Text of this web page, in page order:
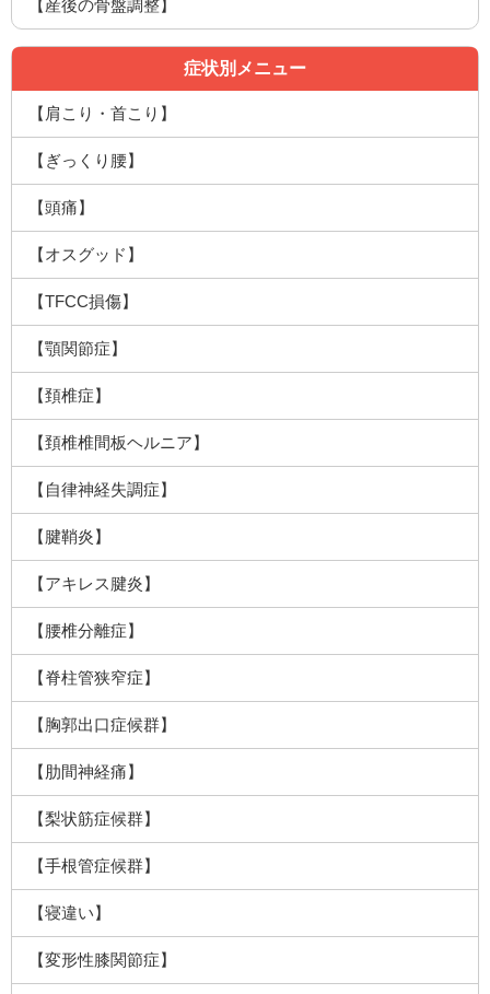
【産後の骨盤調整】
症状別メニュー
【肩こり・首こり】
【ぎっくり腰】
【頭痛】
【オスグッド】
【TFCC損傷】
【顎関節症】
【頚椎症】
【頚椎椎間板ヘルニア】
【自律神経失調症】
【腱鞘炎】
【アキレス腱炎】
【腰椎分離症】
【脊柱管狭窄症】
【胸郭出口症候群】
【肋間神経痛】
【梨状筋症候群】
【手根管症候群】
【寝違い】
【変形性膝関節症】